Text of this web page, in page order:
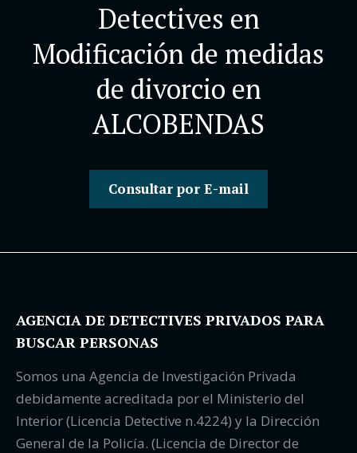
Detectives en
Modificación de medidas
de divorcio en
ALCOBENDAS
Consultar por E-mail
AGENCIA DE DETECTIVES PRIVADOS PARA
BUSCAR PERSONAS
Somos una Agencia de Investigación Privada
debidamente acreditada por el Ministerio del
Interior (Licencia Detective n.4224) y la Dirección
General de la Policía. (Licencia de Director de